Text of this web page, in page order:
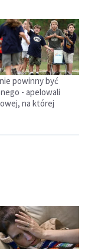
powinny być
- apelowali
na której